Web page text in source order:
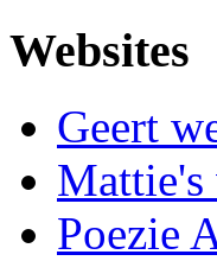
Websites
Geert
Poezie